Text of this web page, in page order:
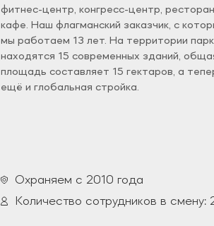
фитнес-центр, конгресс-центр,
кафе. Наш флагманский заказчик, с
мы работаем 13 лет. На территории
находятся 15 современных зданий,
площадь составляет 15 гектаров, а
ещё и глобальная стройка.
Охраняем с 2010 года
Количество сотрудников в смену: